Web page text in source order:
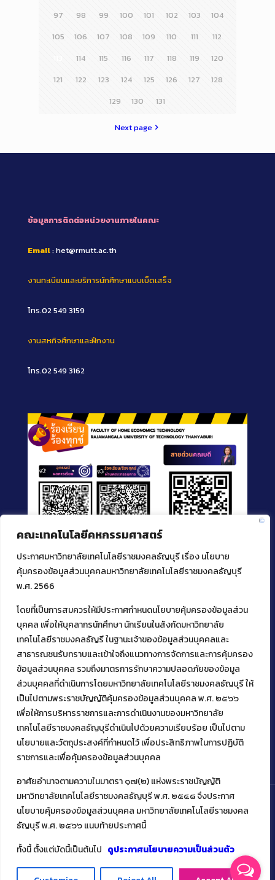
คณะเทคโนโลยีคหกรรมศาสตร์
ประกาศมหาวิทยาลัยเทคโนโลยีราชมงคลธัญบุรี เรื่อง นโยบาย
คุ้มครองข้อมูลส่วนบุคคลมหาวิทยาลัยเทคโนโลยีราชมงคลธัญบุรี
พ.ศ. 2566
โดยที่เป็นการสมควรให้มีประกาศกำหนดนโยบายคุ้มครองข้อมูลส่วน
บุคคล เพื่อให้บุคลากรนักศึกษา นักเรียนในสังกัดมหาวิทยาลัย
เทคโนโลยีราชมงคลธัญรี ในฐานะเจ้าของข้อมูลส่วนบุคคลและ
สาธารณชนรับทราบและเข้าใจถึงแนวทางการจัดการและการคุ้มครอง
ข้อมูลส่วนบุคคล รวมถึงมาตรการรักษาความปลอดภัยของข้อมูล
ส่วนบุคคลที่ดำเนินการโดยมหาวิทยาลัยเทคโนโลยีราชมงคลธัญบุรี ให้
เป็นไปตามพระราชบัญญัติคุ้มครองข้อมูลส่วนบุคคล พ.ศ. ๒๕๖๖
เพื่อให้การบริหารราชการและการดำเนินงานของมหาวิทยาลัย
เทคโนโลยีราชมงคลธัญบุรีดำเนินไปด้วยความเรียบร้อย เป็นไปตาม
นโยบายและวัตถุประสงค์ที่กำหนดไว้ เพื่อประสิทธิภาพในการปฏิบัติ
ราชการและเพื่อคุ้มครองข้อมูลส่วนบุคคล
อาศัยอำนาจตามความในมาตรา ๑๗(๒) แห่งพระราชบัญญัติ
มหาวิทยาลัยเทคโนโลยีราชมงคลธัญบุรี พ.ศ. ๒๕๔๘ จึงประกาศ
นโยบายคุ้มครองข้อมูลส่วนบุคคล มหาวิทยาลัยเทคโนโลยีราชมงคล
ธัญบุรี พ.ศ. ๒๕๖๖ แนบท้ายประกาศนี้
ทั้งนี้ ตั้งแต่บัดนี้เป็นต้นไป ดูประกาศนโยบายความเป็นส่วนตัว
97
98 99 100 101 102 103
104
105
106 107 108 109 110 111
112
114 115 116 117 118 119
120
121
122 123 124 125 126 127
128
129
130 131
Next page
ข้อมูลการติดต่อหน่วยงานภายในคณะ
Email: het@rmutt.ac.th
งานทะเบียนและบริการนักศึกษาแบบเบ็ดเสร็จ
โทร.02 549 3159
งานสหกิจศึกษาและฝึกงาน
โทร.02 549 3162
ติดต่อคณะเทคโนโลยีคหกรรมศาสตร์
39 หมู่ 1
ต.คลองหก อ. คลองหลวง
จ.ปทุมธานี 12120
โทร 02 549 3161
Facebook
Instagram
Mail
Copyright ©️ 2022 คณะเทคโนโลยีคหกรรมศาสตร์ มหาวิทยาลัย
เทคโนโลยีราชมงคลธัญบุรี